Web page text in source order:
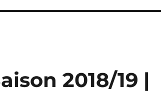
2018/19 |